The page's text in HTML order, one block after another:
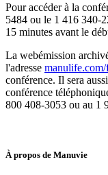
Pour accéder à la
5484 ou le 1 416 340-
15 minutes avant le
La webémission
l'adresse manulife.com/
conférence. Il sera
conférence
800 408-3053 ou au 1
À propos de Manuvie